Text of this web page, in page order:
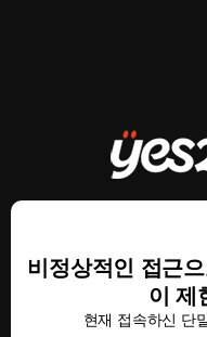
비정상적인 접근
이 제
현재 접속하신 단